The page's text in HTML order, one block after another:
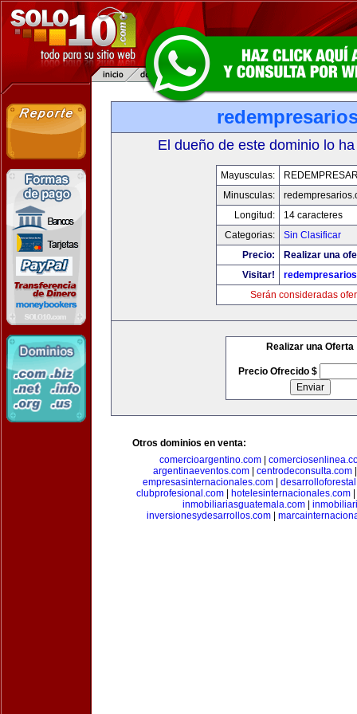
El dueño de este dominio lo
Mayusculas:
Minusculas:
Longitud:
14 caracteres
Categorias:
Sin Clasificar
Precio:
Realizar una
Visitar!
Serán consideradas
Realizar una Oferta
Precio Ofrecido $
Otros dominios en venta:
comercioargentino.com|
argentinaeventos.com| centrodeconsulta.com
empresasinternacionales.com|
clubprofesional.com
hotelesinternacionales.com
inmobiliariasguatemala.com
inversionesydesarrollos.com|